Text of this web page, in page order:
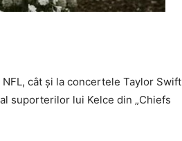
cât și la concertele Taylor Swift
suporterilor lui Kelce din „Chiefs